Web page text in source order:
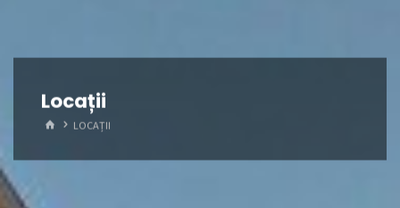
Locații
HOMELOCAȚII